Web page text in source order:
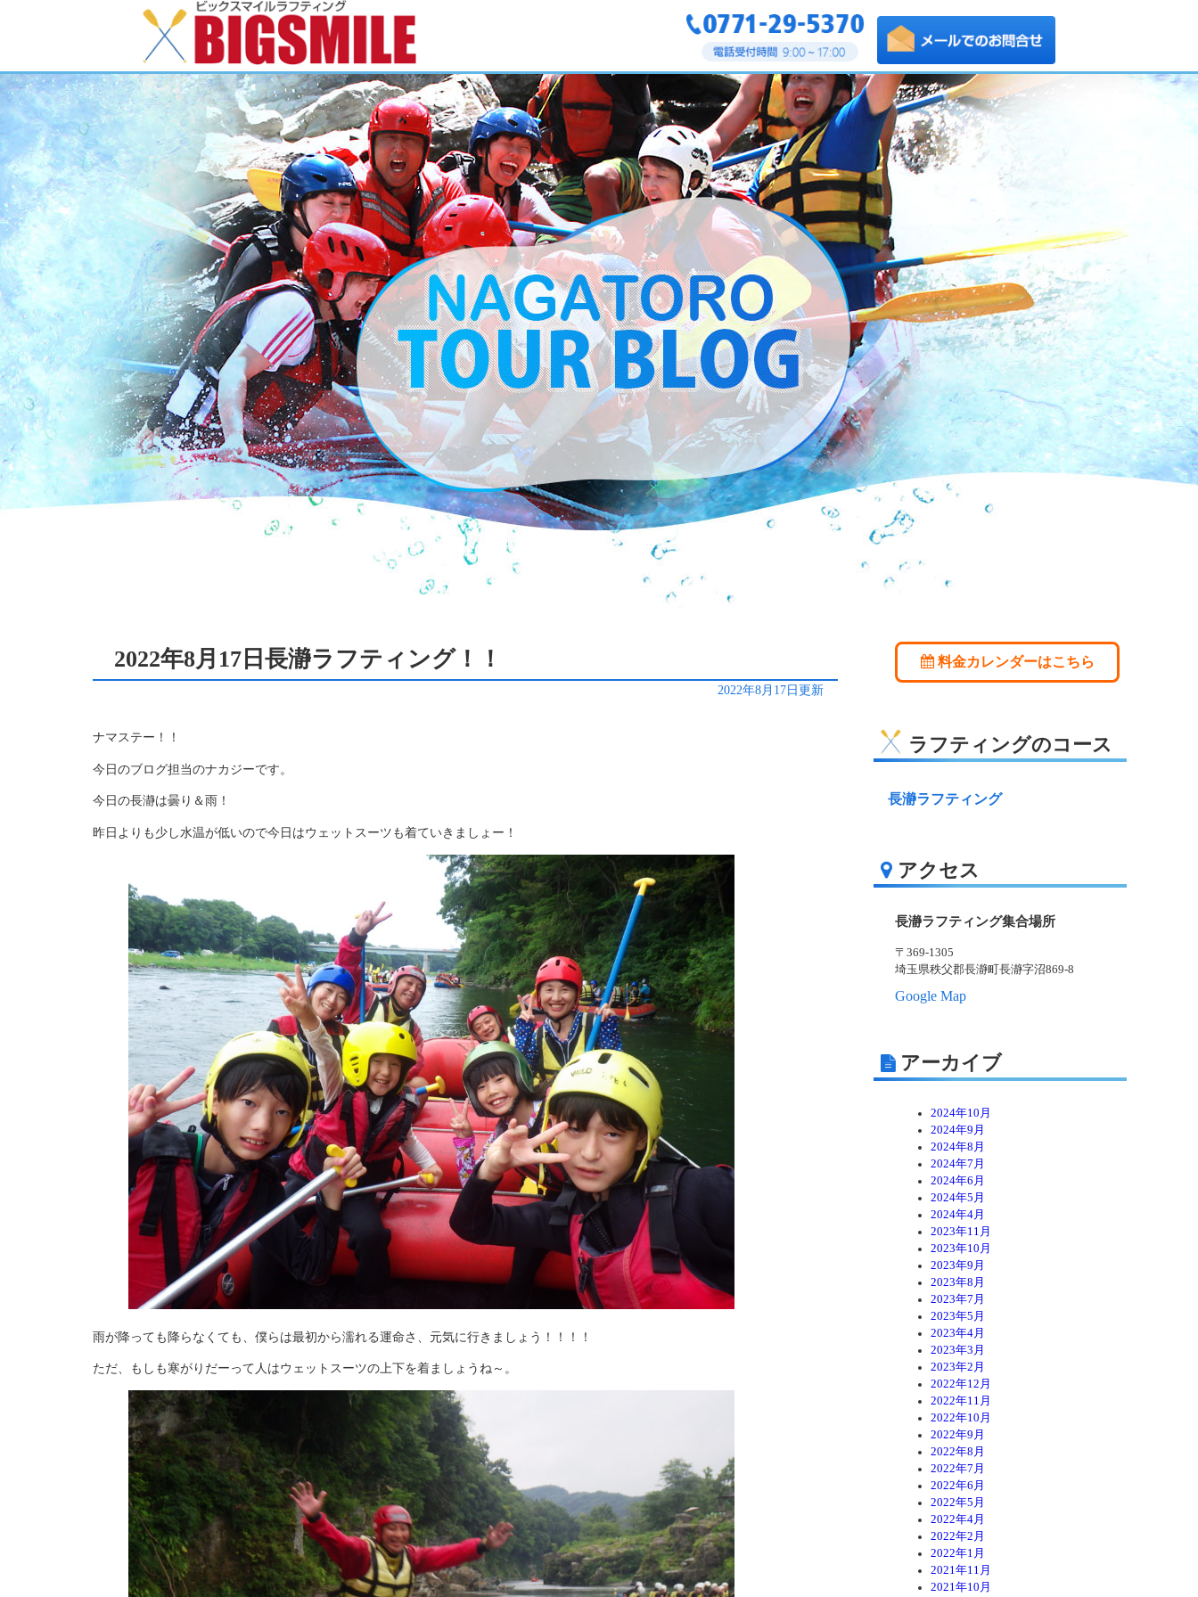
2022年8月17日長瀞ラフティング！！
2022年8月17日更新
ナマステー！！
今日のブログ担当のナカジーです。
今日の長瀞は曇り＆雨！
昨日よりも少し水温が低いので今日はウェットスーツも着ていきましょー！
雨が降っても降らなくても、僕らは最初から濡れる運命さ、元気に行きましょう！！！！
ただ、もしも寒がりだーって人はウェットスーツの上下を着ましょうね～。
料金カレンダーはこちら
ラフティングのコース
長瀞ラフティング
アクセス
長瀞ラフティング集合場所
〒369-1305
埼玉県秩父郡長瀞町長瀞字沼869-8
Google Map
アーカイブ
2024年10月
2024年9月
2024年8月
2024年7月
2024年6月
2024年5月
2024年4月
2023年11月
2023年10月
2023年9月
2023年8月
2023年7月
2023年5月
2023年4月
2023年3月
2023年2月
2022年12月
2022年11月
2022年10月
2022年9月
2022年8月
2022年7月
2022年6月
2022年5月
2022年4月
2022年2月
2022年1月
2021年11月
2021年10月